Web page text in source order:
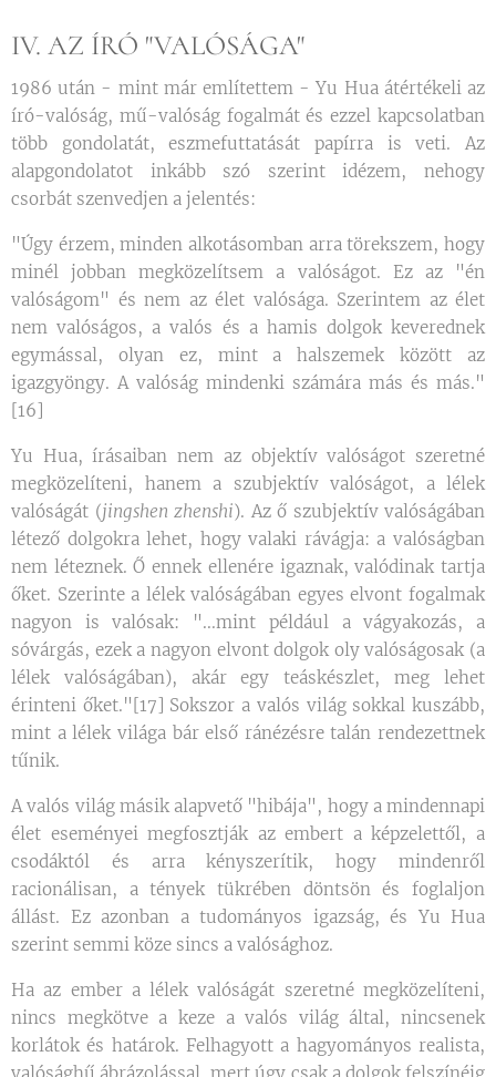
IV. AZ ÍRÓ "VALÓSÁGA"
1986 után - mint már említettem - Yu Hua átértékeli az
író-valóság, mű-valóság fogalmát és ezzel kapcsolatban
több gondolatát, eszmefuttatását papírra is veti. Az
alapgondolatot inkább szó szerint idézem, nehogy
csorbát szenvedjen a jelentés:
"Úgy érzem, minden alkotásomban arra törekszem, hogy
minél jobban megközelítsem a valóságot. Ez az "én
valóságom" és nem az élet valósága. Szerintem az élet
nem valóságos, a valós és a hamis dolgok keverednek
egymással, olyan ez, mint a halszemek között az
igazgyöngy. A valóság mindenki számára más és más."
[16]
Yu Hua, írásaiban nem az objektív valóságot szeretné
megközelíteni, hanem a szubjektív valóságot, a lélek
valóságát (jingshen zhenshi). Az ő szubjektív valóságában
létező dolgokra lehet, hogy valaki rávágja: a valóságban
nem léteznek. Ő ennek ellenére igaznak, valódinak tartja
őket. Szerinte a lélek valóságában egyes elvont fogalmak
nagyon is valósak: "...mint például a vágyakozás, a
sóvárgás, ezek a nagyon elvont dolgok oly valóságosak (a
lélek valóságában), akár egy teáskészlet, meg lehet
érinteni őket."[17] Sokszor a valós világ sokkal kuszább,
mint a lélek világa bár első ránézésre talán rendezettnek
tűnik.
A valós világ másik alapvető "hibája", hogy a mindennapi
élet eseményei megfosztják az embert a képzelettől, a
csodáktól és arra kényszerítik, hogy mindenről
racionálisan, a tények tükrében döntsön és foglaljon
állást. Ez azonban a tudományos igazság, és Yu Hua
szerint semmi köze sincs a valósághoz.
Ha az ember a lélek valóságát szeretné megközelíteni,
nincs megkötve a keze a valós világ által, nincsenek
korlátok és határok. Felhagyott a hagyományos realista,